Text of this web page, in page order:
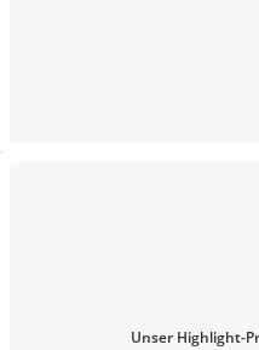
Unser Highlight-